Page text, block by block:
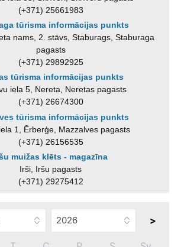
(+371) 25661983
tūrisma informācijas punkts
nams, 2. stāvs, Staburags, Staburaga
pagasts
(+371) 29892925
tūrisma informācijas punkts
iela 5, Nereta, Neretas pagasts
(+371) 26674300
tūrisma informācijas punkts
1, Ērberģe, Mazzalves pagasts
(+371) 26156535
muižas klēts - magazīna
Irši, Iršu pagasts
(+371) 29275412
>